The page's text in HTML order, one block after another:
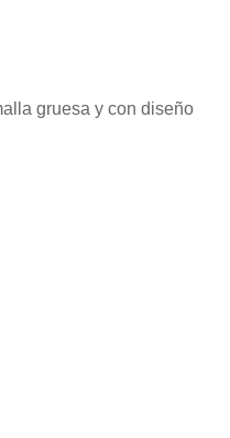
gruesa y con diseño